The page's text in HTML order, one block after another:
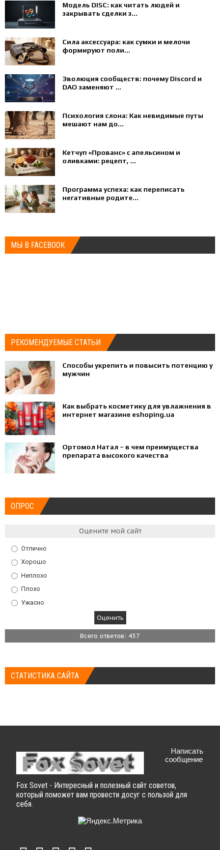
Модель DISC: как читать людей и
закрывать сделки з...
Сила аксессуара: как сумки и мелочи
формируют поли...
Эволюция сообществ: почему Discord и
DAO заменяют ...
Психология слона: Как невидимые путы
мешают нам до...
Кетчуп «Прованс» с апельсином и
оливками: рецепт, ...
Программа успеха: как переписать
негативные родите...
МЫ В FACEBOOK
РЕКОМЕНДУЕМЫЕ СТАТЬИ
Способы укрепить и повысить потенцию у
мужчин
Как выбрать косметику для увлажнения в
интернет магазине eshoping.ua
Ортомол Натал – в чем преимущества
препарата высокого качества
ОПРОС
Оцените мой сайт
Отлично
Хорошо
Неплохо
Плохо
Ужасно
Всего ответов: 437
СТАТИСТИКА САЙТА
Fox Sovet - Интересный и полезный сайт советов,
который поможет вам провести досуг с пользой для
себя.
Написать
сообщение